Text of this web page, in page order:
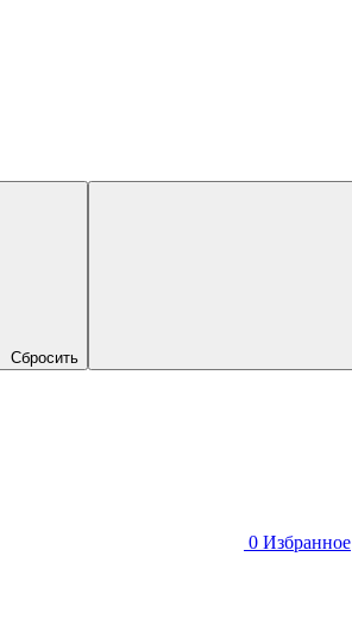
Сбросить
0 Избранное